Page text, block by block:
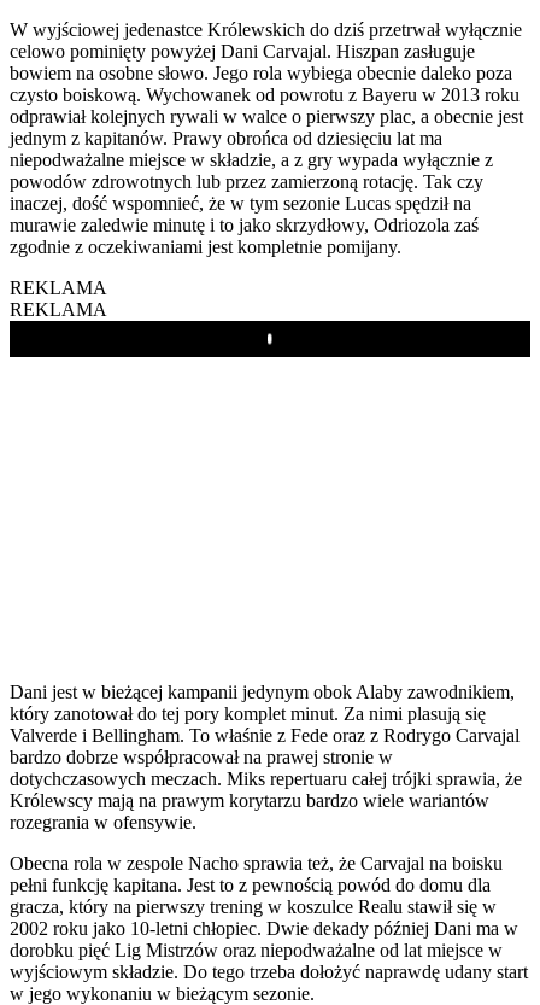
W wyjściowej jedenastce Królewskich do dziś przetrwał wyłącznie
celowo pominięty powyżej Dani Carvajal. Hiszpan zasługuje
bowiem na osobne słowo. Jego rola wybiega obecnie daleko poza
czysto boiskową. Wychowanek od powrotu z Bayeru w 2013 roku
odprawiał kolejnych rywali w walce o pierwszy plac, a obecnie jest
jednym z kapitanów. Prawy obrońca od dziesięciu lat ma
niepodważalne miejsce w składzie, a z gry wypada wyłącznie z
powodów zdrowotnych lub przez zamierzoną rotację. Tak czy
inaczej, dość wspomnieć, że w tym sezonie Lucas spędził na
murawie zaledwie minutę i to jako skrzydłowy, Odriozola zaś
zgodnie z oczekiwaniami jest kompletnie pomijany.
REKLAMA
REKLAMA
Play
Dani jest w bieżącej kampanii jedynym obok Alaby zawodnikiem,
który zanotował do tej pory komplet minut. Za nimi plasują się
Valverde i Bellingham. To właśnie z Fede oraz z Rodrygo Carvajal
bardzo dobrze współpracował na prawej stronie w
dotychczasowych meczach. Miks repertuaru całej trójki sprawia, że
Królewscy mają na prawym korytarzu bardzo wiele wariantów
rozegrania w ofensywie.
Obecna rola w zespole Nacho sprawia też, że Carvajal na boisku
pełni funkcję kapitana. Jest to z pewnością powód do domu dla
gracza, który na pierwszy trening w koszulce Realu stawił się w
2002 roku jako 10-letni chłopiec. Dwie dekady później Dani ma w
dorobku pięć Lig Mistrzów oraz niepodważalne od lat miejsce w
wyjściowym składzie. Do tego trzeba dołożyć naprawdę udany start
w jego wykonaniu w bieżącym sezonie.